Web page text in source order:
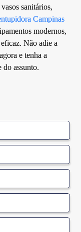
sanitários,
Campinas
modernos,
Não adie a
e tenha a
do assunto.